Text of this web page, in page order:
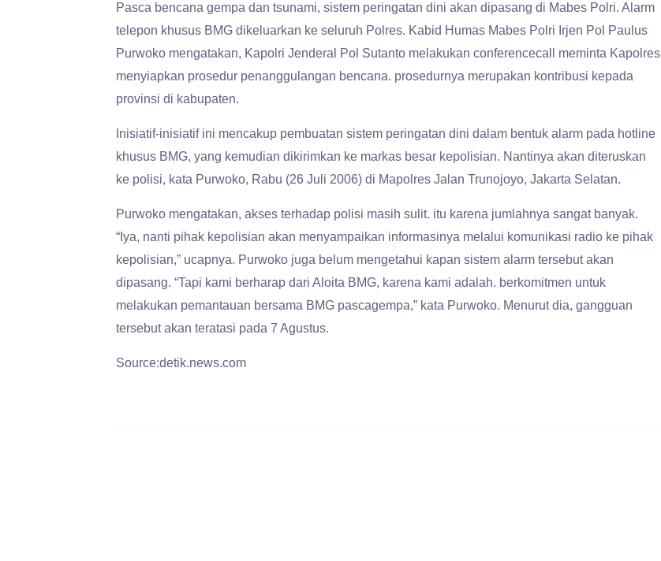
Pasca bencana gempa dan tsunami, sistem peringatan dini akan dipasang di Mabes Polri. Alarm
telepon khusus BMG dikeluarkan ke seluruh Polres. Kabid Humas Mabes Polri Irjen Pol Paulus
Purwoko mengatakan, Kapolri Jenderal Pol Sutanto melakukan conferencecall meminta Kapolres
menyiapkan prosedur penanggulangan bencana. prosedurnya merupakan kontribusi kepada
provinsi di kabupaten.
Inisiatif-inisiatif ini mencakup pembuatan sistem peringatan dini dalam bentuk alarm pada hotline
khusus BMG, yang kemudian dikirimkan ke markas besar kepolisian. Nantinya akan diteruskan
ke polisi, kata Purwoko, Rabu (26 Juli 2006) di Mapolres Jalan Trunojoyo, Jakarta Selatan.
Purwoko mengatakan, akses terhadap polisi masih sulit. itu karena jumlahnya sangat banyak.
“Iya, nanti pihak kepolisian akan menyampaikan informasinya melalui komunikasi radio ke pihak
kepolisian,” ucapnya. Purwoko juga belum mengetahui kapan sistem alarm tersebut akan
dipasang. “Tapi kami berharap dari Aloita BMG, karena kami adalah. berkomitmen untuk
melakukan pemantauan bersama BMG pascagempa,” kata Purwoko. Menurut dia, gangguan
tersebut akan teratasi pada 7 Agustus.
Source:detik.news.com